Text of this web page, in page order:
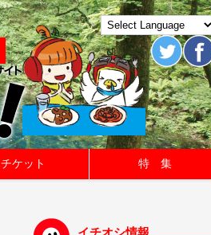
チケット 特 集
イチオシ情報